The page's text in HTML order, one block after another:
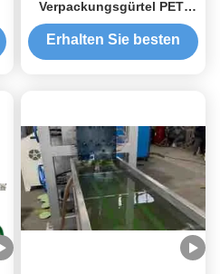
Verpackungsgürtel PET-
Streifen-
Extrusionsmaschine PET-
Erhalten Sie besten